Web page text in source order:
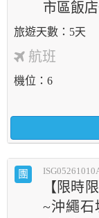
市區飯
5天
航班
機位 6
團
【限時
~沖繩石